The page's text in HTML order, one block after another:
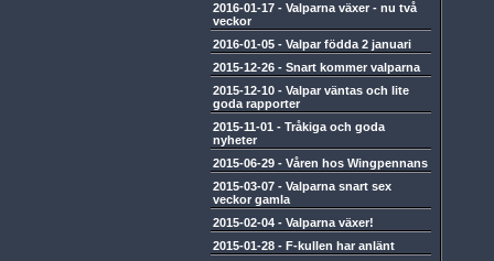
2016-01-17 - Valparna växer - nu två
veckor
2016-01-05 - Valpar födda 2 januari
2015-12-26 - Snart kommer valparna
2015-12-10 - Valpar väntas och lite
goda rapporter
2015-11-01 - Tråkiga och goda
nyheter
2015-06-29 - Våren hos Wingpennans
2015-03-07 - Valparna snart sex
veckor gamla
2015-02-04 - Valparna växer!
2015-01-28 - F-kullen har anlänt